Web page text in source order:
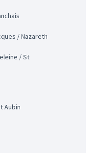
/ Nazareth
Aubin